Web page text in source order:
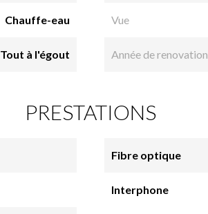
Chauffe-eau
Tout à l'égout
Vue
Année de renovation
PRESTATIONS
Fibre optique
Interphone